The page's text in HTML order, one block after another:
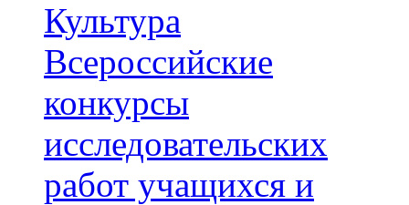
Культура
Всероссийские
конкурсы
исследовательских
работ учащихся и